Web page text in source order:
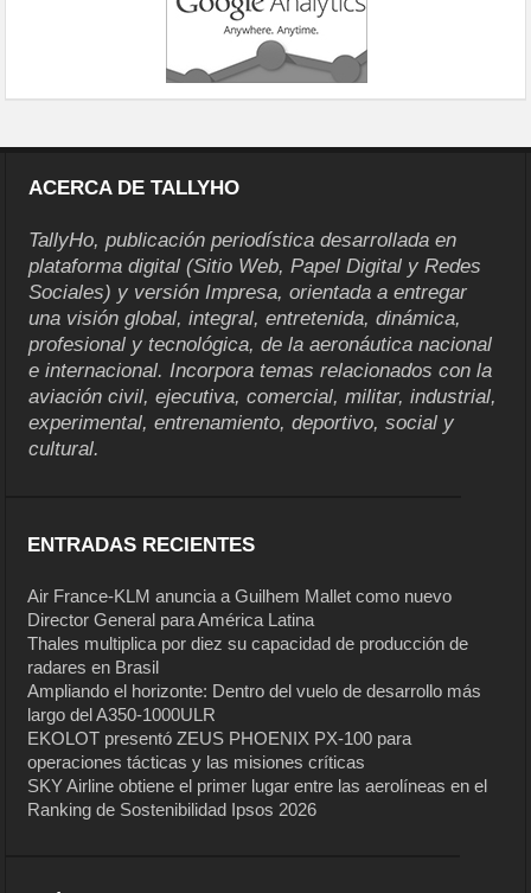
ACERCA DE TALLYHO
TallyHo, publicación periodística desarrollada en
plataforma digital (Sitio Web, Papel Digital y Redes
Sociales) y versión Impresa, orientada a entregar
una visión global, integral, entretenida, dinámica,
profesional y tecnológica, de la aeronáutica nacional
e internacional. Incorpora temas relacionados con la
aviación civil, ejecutiva, comercial, militar, industrial,
experimental, entrenamiento, deportivo, social y
cultural.
ENTRADAS RECIENTES
Air France-KLM anuncia a Guilhem Mallet como nuevo
Director General para América Latina
Thales multiplica por diez su capacidad de producción de
radares en Brasil
Ampliando el horizonte: Dentro del vuelo de desarrollo más
largo del A350-1000ULR
EKOLOT presentó ZEUS PHOENIX PX-100 para
operaciones tácticas y las misiones críticas
SKY Airline obtiene el primer lugar entre las aerolíneas en el
Ranking de Sostenibilidad Ipsos 2026